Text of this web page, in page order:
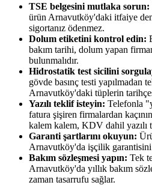
TSE belgesini mutlaka sorun:
ürün Arnavutköy'daki itfaiye
sigortanız ödenmez.
Dolum etiketini kontrol edin:
bakım tarihi, dolum yapan
bulunmalıdır.
Hidrostatik test sicilini
gövde basınç testi yapılmadan
Arnavutköy'daki tüplerin
Yazılı teklif isteyin: Telefonla
fatura şişiren firmalardan
kalem kalem, KDV dahil yazılı
Garanti şartlarını okuyun:
Arnavutköy'da işçilik garantisini
Bakım sözleşmesi yapın: Tek
Arnavutköy'da yıllık bakım
zaman tasarrufu sağlar.